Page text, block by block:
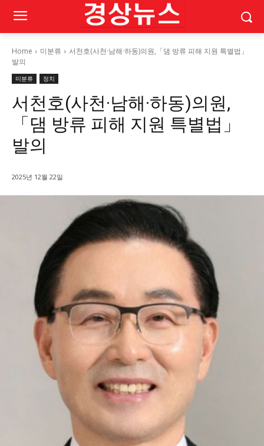
Home 미분류
서천호(사천·남해·하동)의원,「댐 방류 피해 지원 특별법」
발의
미분류 정치
서천호(사천·남해·하동)의원,
「댐 방류 피해 지원 특별법」
발의
2025년 12월 22일